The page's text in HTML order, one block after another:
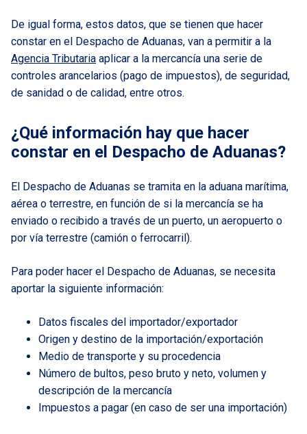
De igual forma, estos datos, que se tienen que hacer
constar en el Despacho de Aduanas, van a permitir a la
Agencia Tributaria aplicar a la mercancía una serie de
controles arancelarios (pago de impuestos), de seguridad,
de sanidad o de calidad, entre otros.
¿Qué información hay que hacer
constar en el Despacho de Aduanas?
El Despacho de Aduanas se tramita en la aduana marítima,
aérea o terrestre, en función de si la mercancía se ha
enviado o recibido a través de un puerto, un aeropuerto o
por vía terrestre (camión o ferrocarril).
Para poder hacer el Despacho de Aduanas, se necesita
aportar la siguiente información:
Datos fiscales del importador/exportador
Origen y destino de la importación/exportación
Medio de transporte y su procedencia
Número de bultos, peso bruto y neto, volumen y
descripción de la mercancía
Impuestos a pagar (en caso de ser una importación)